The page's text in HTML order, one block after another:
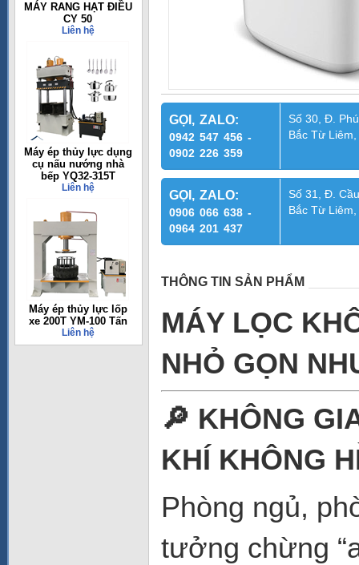
MÁY RANG HẠT ĐIỀU
CY 50
Liên hệ
Máy ép thủy lực dụng
cụ nấu nướng nhà
bếp YQ32-315T
Liên hệ
Máy ép thủy lực lốp
xe 200T YM-100 Tấn
Liên hệ
GỌI, ZALO:
0942 547 456 -
0902 226 359
Số 30, Đ.
Bắc Từ
GỌI, ZALO:
0906 066 638 -
0964 201 437
Số 31, Đ.
Bắc Từ
THÔNG TIN SẢN PHẨM
MÁY LỌC
NHỎ GỌN
🔎 KHÔNG
KHÍ KHÔNG
Phòng ngủ,
tưởng chừng